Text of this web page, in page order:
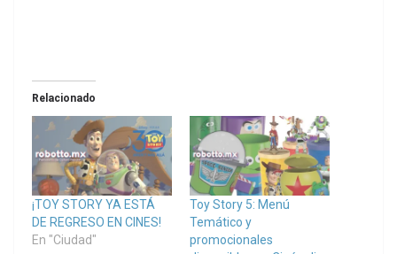
Relacionado
¡TOY STORY YA ESTÁ
DE REGRESO EN CINES!
En "Ciudad"
Toy Story 5: Menú
Temático y
promocionales